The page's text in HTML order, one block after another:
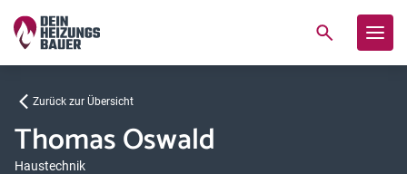
Zurück zur Übersicht
Thomas Oswald
Haustechnik